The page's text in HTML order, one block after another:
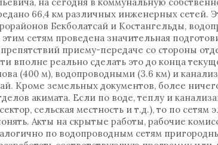
66,4 км различных инженерных сетей.
Бекболатсай и Костангельды,
сетям проведена значительная
приему-передаче со стороны
вполне реально сделать это до конца
(400 м), водопроводными (3.6 км) и
Кроме земельных документов, более
акимата. Если по воде, теплу и
сельская местность и т.д.), то по сетям
Акты на скрытые работы, рабочие
по водопроводным сетям